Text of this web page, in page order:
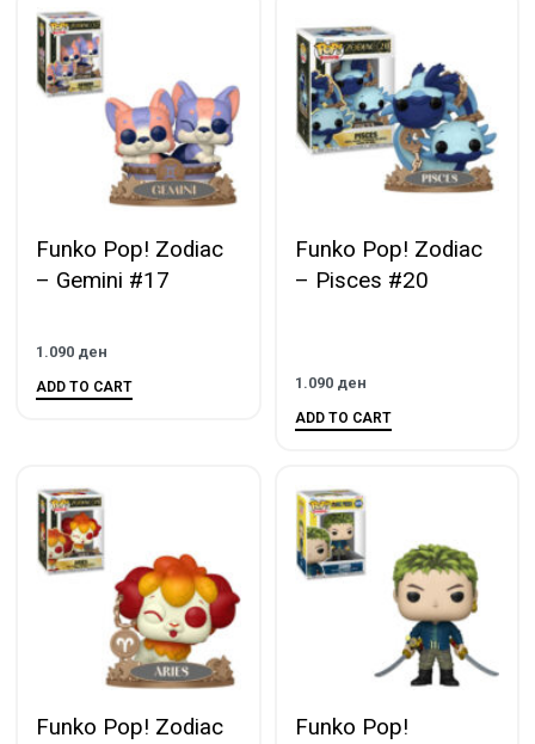
Funko Pop! Zodiac
– Gemini #17
1.090 ден
ADD TO CART
Funko Pop! Zodiac
– Pisces #20
1.090 ден
ADD TO CART
Funko Pop! Zodiac
Funko Pop!